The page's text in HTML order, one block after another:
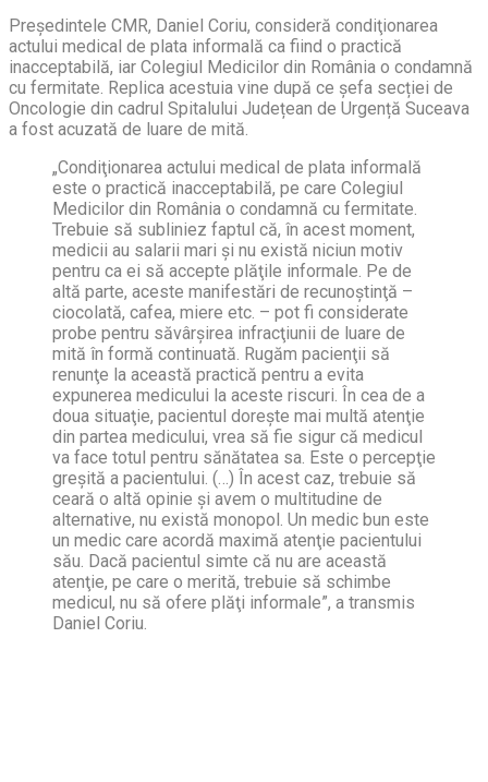
Președintele CMR, Daniel Coriu, consideră condiţionarea
actului medical de plata informală ca fiind o practică
inacceptabilă, iar Colegiul Medicilor din România o condamnă
cu fermitate. Replica acestuia vine după ce șefa secției de
Oncologie din cadrul Spitalului Județean de Urgență Suceava
a fost acuzată de luare de mită.
„Condiţionarea actului medical de plata informală
este o practică inacceptabilă, pe care Colegiul
Medicilor din România o condamnă cu fermitate.
Trebuie să subliniez faptul că, în acest moment,
medicii au salarii mari şi nu există niciun motiv
pentru ca ei să accepte plăţile informale. Pe de
altă parte, aceste manifestări de recunoştinţă –
ciocolată, cafea, miere etc. – pot fi considerate
probe pentru săvârşirea infracţiunii de luare de
mită în formă continuată. Rugăm pacienţii să
renunţe la această practică pentru a evita
expunerea medicului la aceste riscuri. În cea de a
doua situaţie, pacientul doreşte mai multă atenţie
din partea medicului, vrea să fie sigur că medicul
va face totul pentru sănătatea sa. Este o percepţie
greşită a pacientului. (…) În acest caz, trebuie să
ceară o altă opinie şi avem o multitudine de
alternative, nu există monopol. Un medic bun este
un medic care acordă maximă atenţie pacientului
său. Dacă pacientul simte că nu are această
atenţie, pe care o merită, trebuie să schimbe
medicul, nu să ofere plăţi informale”, a transmis
Daniel Coriu.